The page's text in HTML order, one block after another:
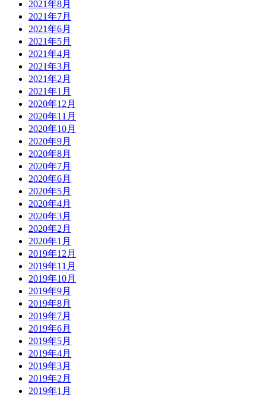
2021年8月
2021年7月
2021年6月
2021年5月
2021年4月
2021年3月
2021年2月
2021年1月
2020年12月
2020年11月
2020年10月
2020年9月
2020年8月
2020年7月
2020年6月
2020年5月
2020年4月
2020年3月
2020年2月
2020年1月
2019年12月
2019年11月
2019年10月
2019年9月
2019年8月
2019年7月
2019年6月
2019年5月
2019年4月
2019年3月
2019年2月
2019年1月